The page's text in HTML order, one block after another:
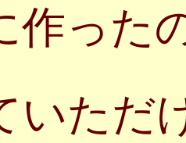
作った
いただ